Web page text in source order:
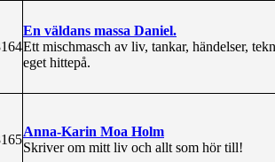
En väldans massa Daniel.
Ett mischmasch av liv, tankar, händelser,
eget hittepå.
Anna-Karin Moa Holm
Skriver om mitt liv och allt som hör till!